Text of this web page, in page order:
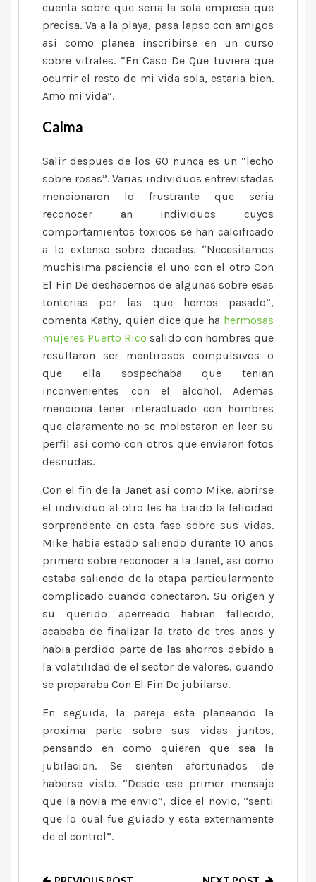
cuenta sobre que seri­a la sola empresa que
precisa. Va a la playa, pasa lapso con amigos
asi­ como planea inscribirse en un curso
sobre vitrales. “En Caso De Que tuviera que
ocurrir el resto de mi vida sola, estaria bien.
Amo mi vida”.
Calma
Salir despues de los 60 nunca es un “lecho
sobre rosas”. Varias individuos entrevistadas
mencionaron lo frustrante que seri­a
reconocer an individuos cuyos
comportamientos toxicos se han calcificado
a lo extenso sobre decadas. “Necesitamos
muchisima paciencia el uno con el otro Con
El Fin De deshacernos de algunas sobre esas
tonterias por las que hemos pasado”,
comenta Kathy, quien dice que ha hermosas
mujeres Puerto Rico salido con hombres que
resultaron ser mentirosos compulsivos o
que ella sospechaba que tenian
inconvenientes con el alcohol. Ademas
menciona tener interactuado con hombres
que claramente no se molestaron en leer su
perfil asi­ como con otros que enviaron fotos
desnudas.
Con el fin de la Janet asi­ como Mike, abrirse
el individuo al otro les ha traido la felicidad
sorprendente en esta fase sobre sus vidas.
Mike habia estado saliendo durante 10 anos
primero sobre reconocer a la Janet, asi­ como
estaba saliendo de la etapa particularmente
complicado cuando conectaron. Su origen y
su querido aperreado habian fallecido,
acababa de finalizar la trato de tres anos y
habia perdido parte de las ahorros debido a
la volatilidad de el sector de valores, cuando
se preparaba Con El Fin De jubilarse.
En seguida, la pareja esta planeando la
proxima parte sobre sus vidas juntos,
pensando en como quieren que sea la
jubilacion. Se sienten afortunados de
haberse visto. “Desde ese primer mensaje
que la novia me envio”, dice el novio, “senti
que lo cual fue guiado y esta externamente
de el control”.